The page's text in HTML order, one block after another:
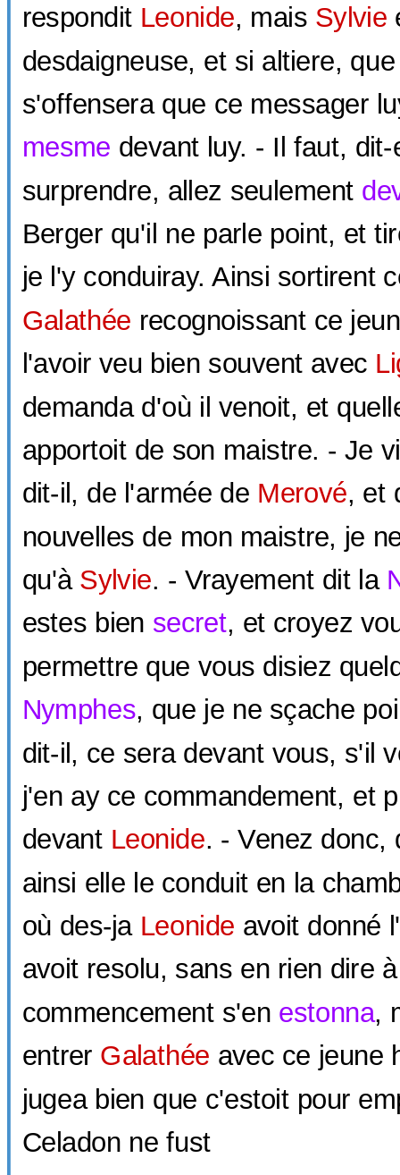
respondit Leonide, mais Sylvie
desdaigneuse, et si altiere,
s'offensera que ce messager
mesme devant luy. - Il faut, dit-
surprendre, allez seulement
Berger qu'il ne parle point, et
je l'y conduiray. Ainsi sortirent
Galathée recognoissant ce
l'avoir veu bien souvent avec
demanda d'où il venoit, et
apportoit de son maistre. - Je
dit-il, de l'armée de Merové, et
nouvelles de mon maistre, je
qu'à Sylvie. - Vrayement dit la
estes bien secret, et croyez
permettre que vous disiez
Nymphes, que je ne sçache
dit-il, ce sera devant vous, s'il
j'en ay ce commandement, et
devant Leonide. - Venez
ainsi elle le conduit en la
où des-ja Leonide avoit donné
avoit resolu, sans en rien dire
commencement s'en estonna,
entrer Galathée avec ce jeune
jugea bien que c'estoit pour
Celadon ne fust